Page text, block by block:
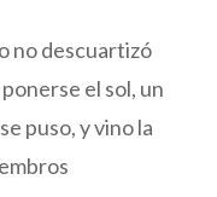
no descuartizó
el sol, un
puso, y vino la